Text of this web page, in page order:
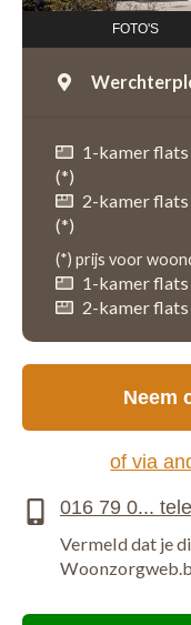
FOTO'S
1-kamer flats
(*)
2-kamer flats
(*)
(*) prijs voor
1-kamer
2-kamer
Neem
of via
Vermeld dat je